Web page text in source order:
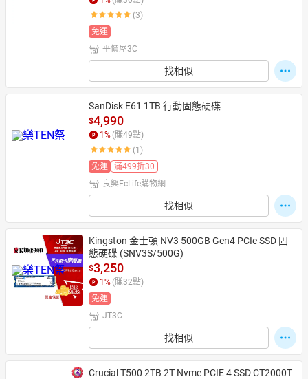
(3)
免運
平價屋3C
找相似
SanDisk E61 1TB 行動固態硬碟
$4,990
1 % (賺49點)
(1)
免運
滿499折30
良興EcLife購物網
找相似
Kingston 金士頓 NV3 500GB Gen4 PCIe SSD 固
態硬碟 (SNV3S/500G)
$3,250
1 % (賺32點)
免運
JT3C
找相似
Crucial T500 2TB 2T Nvme PCIE 4 SSD CT2000T